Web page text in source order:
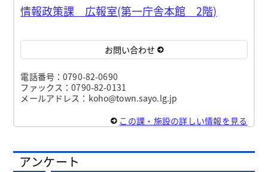
情報政策課 広報室(第一庁舎本館 2階)
お問い合わせ
電話番号：0790-82-0690
ファックス：0790-82-0131
メールアドレス：koho@town.sayo.lg.jp
この課・施設の詳しい情報を見る
アンケート